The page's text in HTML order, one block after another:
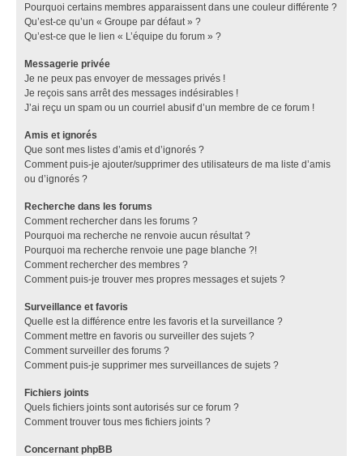
Pourquoi certains membres apparaissent dans une couleur différente ?
Qu’est-ce qu’un « Groupe par défaut » ?
Qu’est-ce que le lien « L’équipe du forum » ?
Messagerie privée
Je ne peux pas envoyer de messages privés !
Je reçois sans arrêt des messages indésirables !
J’ai reçu un spam ou un courriel abusif d’un membre de ce forum !
Amis et ignorés
Que sont mes listes d’amis et d’ignorés ?
Comment puis-je ajouter/supprimer des utilisateurs de ma liste d’amis
ou d’ignorés ?
Recherche dans les forums
Comment rechercher dans les forums ?
Pourquoi ma recherche ne renvoie aucun résultat ?
Pourquoi ma recherche renvoie une page blanche ?!
Comment rechercher des membres ?
Comment puis-je trouver mes propres messages et sujets ?
Surveillance et favoris
Quelle est la différence entre les favoris et la surveillance ?
Comment mettre en favoris ou surveiller des sujets ?
Comment surveiller des forums ?
Comment puis-je supprimer mes surveillances de sujets ?
Fichiers joints
Quels fichiers joints sont autorisés sur ce forum ?
Comment trouver tous mes fichiers joints ?
Concernant phpBB